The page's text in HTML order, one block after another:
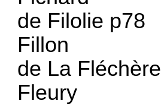
de Filolie p78
Fillon
de La Fléchère
Fleury